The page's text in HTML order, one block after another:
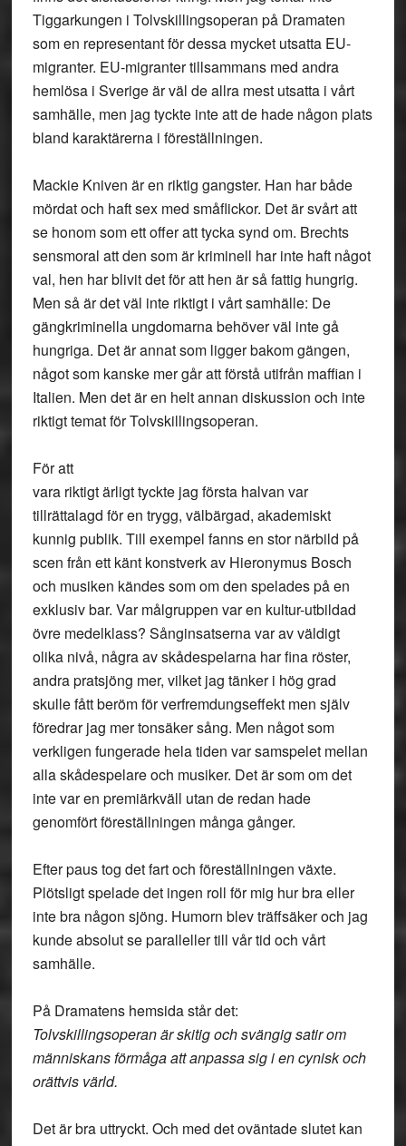
Tiggarkungen i Tolvskillingsoperan på Dramaten
som en representant för dessa mycket utsatta EU-
migranter. EU-migranter tillsammans med andra
hemlösa i Sverige är väl de allra mest utsatta i vårt
samhälle, men jag tyckte inte att de hade någon plats
bland karaktärerna i föreställningen.
Mackie Kniven är en riktig gangster. Han har både
mördat och haft sex med småflickor. Det är svårt att
se honom som ett offer att tycka synd om. Brechts
sensmoral att den som är kriminell har inte haft något
val, hen har blivit det för att hen är så fattig hungrig.
Men så är det väl inte riktigt i vårt samhälle: De
gängkriminella ungdomarna behöver väl inte gå
hungriga. Det är annat som ligger bakom gängen,
något som kanske mer går att förstå utifrån maffian i
Italien. Men det är en helt annan diskussion och inte
riktigt temat för Tolvskillingsoperan.
För att
vara riktigt ärligt tyckte jag första halvan var
tillrättalagd för en trygg, välbärgad, akademiskt
kunnig publik. Till exempel fanns en stor närbild på
scen från ett känt konstverk av Hieronymus Bosch
och musiken kändes som om den spelades på en
exklusiv bar. Var målgruppen var en kultur-utbildad
övre medelklass? Sånginsatserna var av väldigt
olika nivå, några av skådespelarna har fina röster,
andra pratsjöng mer, vilket jag tänker i hög grad
skulle fått beröm för verfremdungseffekt men själv
föredrar jag mer tonsäker sång. Men något som
verkligen fungerade hela tiden var samspelet mellan
alla skådespelare och musiker. Det är som om det
inte var en premiärkväll utan de redan hade
genomfört föreställningen många gånger.
Efter paus tog det fart och föreställningen växte.
Plötsligt spelade det ingen roll för mig hur bra eller
inte bra någon sjöng. Humorn blev träffsäker och jag
kunde absolut se paralleller till vår tid och vårt
samhälle.
På Dramatens hemsida står det:
Tolvskillingsoperan är skitig och svängig satir om
människans förmåga att anpassa sig i en cynisk och
orättvis värld.
Det är bra uttryckt. Och med det oväntade slutet kan